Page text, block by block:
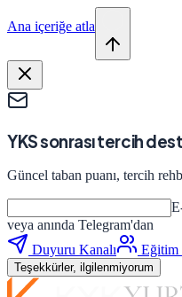
Ana içeriğe atla
YKS sonrası tercih
Güncel taban puanı, tercih
veya anında Telegram'dan
Duyuru Kanalı
Eğitim
Teşekkürler, ilgilenmiyorum